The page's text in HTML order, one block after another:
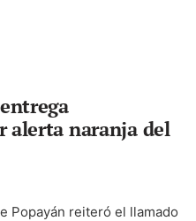
alerta naranja del
Popayán reiteró el llamado